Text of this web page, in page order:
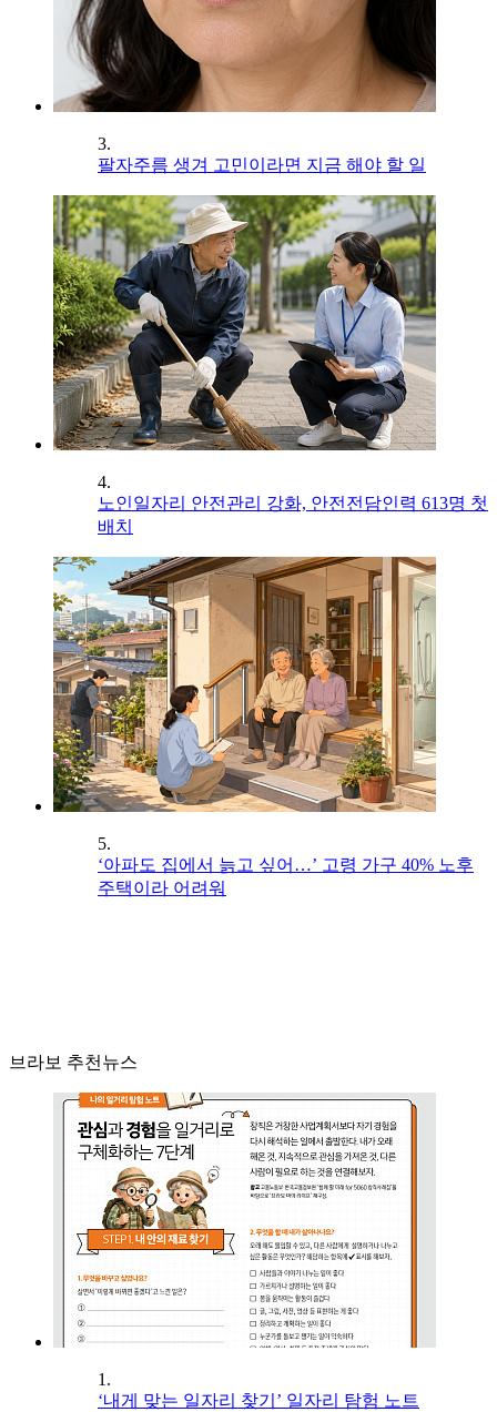
3.
팔자주름 생겨 고민이라면 지금 해야 할 일
4.
노인일자리 안전관리 강화, 안전전담인력 613명 첫
배치
5.
‘아파도 집에서 늙고 싶어…’ 고령 가구 40% 노후
주택이라 어려워
브라보 추천뉴스
1.
‘내게 맞는 일자리 찾기’ 일자리 탐험 노트